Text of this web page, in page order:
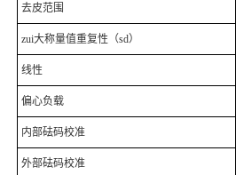
去皮范围
zui大称量值重复性（sd）
线性
偏心负载
内部砝码校准
外部砝码校准